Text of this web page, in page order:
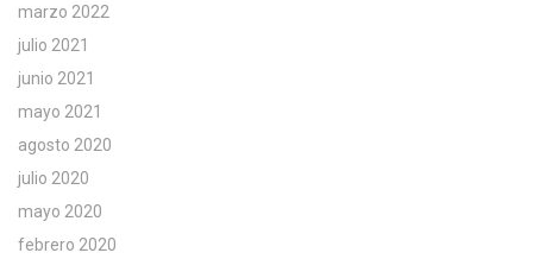
marzo 2022
julio 2021
junio 2021
mayo 2021
agosto 2020
julio 2020
mayo 2020
febrero 2020